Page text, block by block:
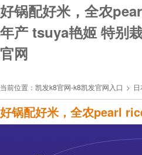
好锅配好米，全农
年产 tsuya艳姬 特别
官网
当前位置： 凯发k8官网-k8凯发官网入口 >
好锅配好米，全农pearl